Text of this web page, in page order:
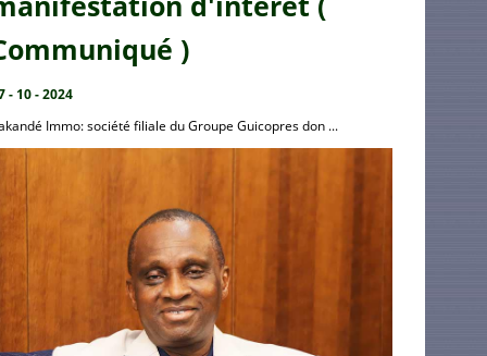
)
- 10 - 2024
Immo: société filiale du Groupe Guicopres don ...